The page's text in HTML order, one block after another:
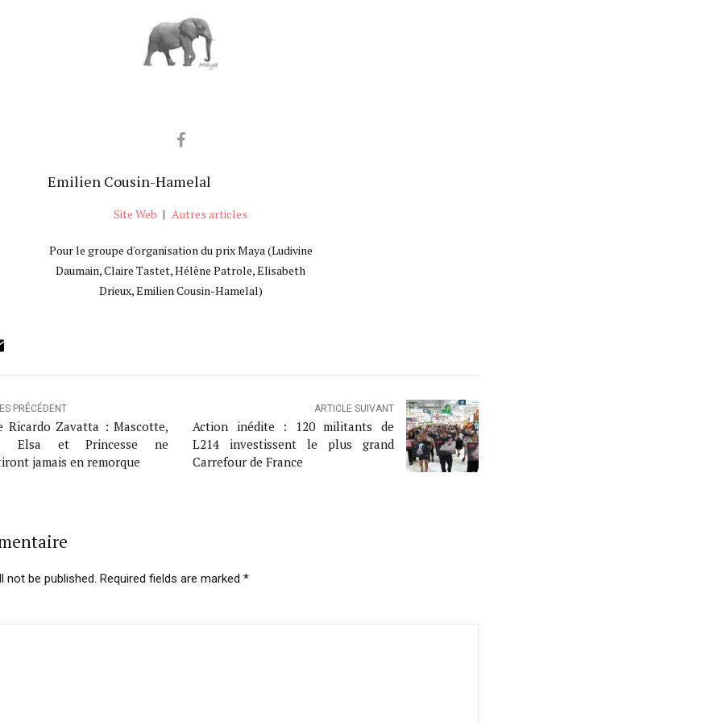
Emilien Cousin-Hamelal
Site Web | Autres articles
Pour le groupe d'organisation du prix Maya (Ludivine
Daumain, Claire Tastet, Hélène Patrole, Elisabeth
Drieux, Emilien Cousin-Hamelal)
PRÉCÉDENT
Ricardo Zavatta : Mascotte,
Elsa et Princesse ne
jamais en remorque
ARTICLE SUIVANT
Action inédite : 120 militants de
L214 investissent le plus grand
Carrefour de France
not be published. Required fields are marked *